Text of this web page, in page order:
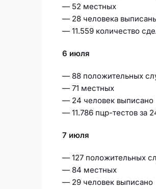
— 52 местных
— 28 человека
— 11.559 количество
6 июля
— 88 положительных
— 71 местных
— 24 человек выписано
— 11.786 пцр-тестов за
7 июля
— 127 положительных
— 84 местных
— 29 человек выписано